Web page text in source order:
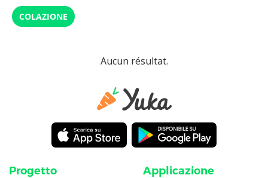
COLAZIONE
Aucun résultat.
Progetto Applicazione